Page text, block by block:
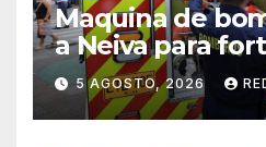
Maquina de
a Neiva para
asistencia en
emergencias
por el
5 AGOSTO, 2026